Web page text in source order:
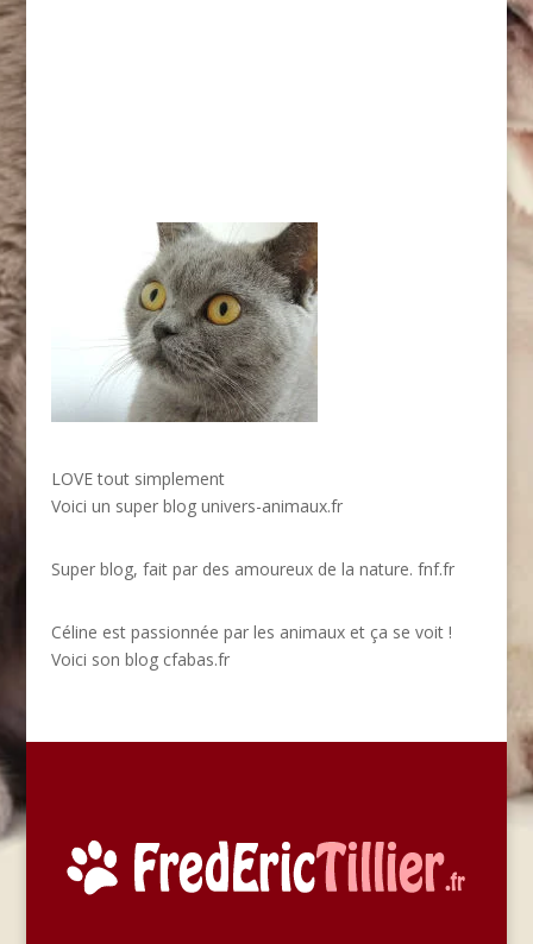
LOVE tout simplement
Voici un super blog univers-animaux.fr
Super blog, fait par des amoureux de la nature. fnf.fr
Céline est passionnée par les animaux et ça se voit !
Voici son blog cfabas.fr